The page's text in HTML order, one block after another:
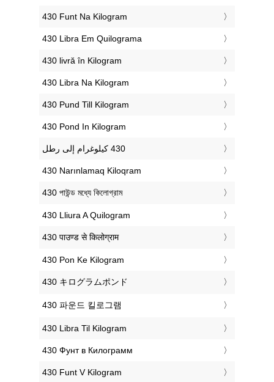
‎430 Funt Na Kilogram
‎430 Libra Em Quilograma
‎430 livră în Kilogram
‎430 Libra Na Kilogram
‎430 Pund Till Kilogram
‎430 Pond In Kilogram
‎430 Narınlamaq Kiloqram
‎430 পাউন্ড মধ্যে কিলোগ্রাম
‎430 Lliura A Quilogram
‎430 पाउण्ड से किलोग्राम
‎430 Pon Ke Kilogram
‎430 キログラムポンド
‎430 파운드 킬로그램
‎430 Libra Til Kilogram
‎430 Фунт в Килограмм
‎430 Funt V Kilogram